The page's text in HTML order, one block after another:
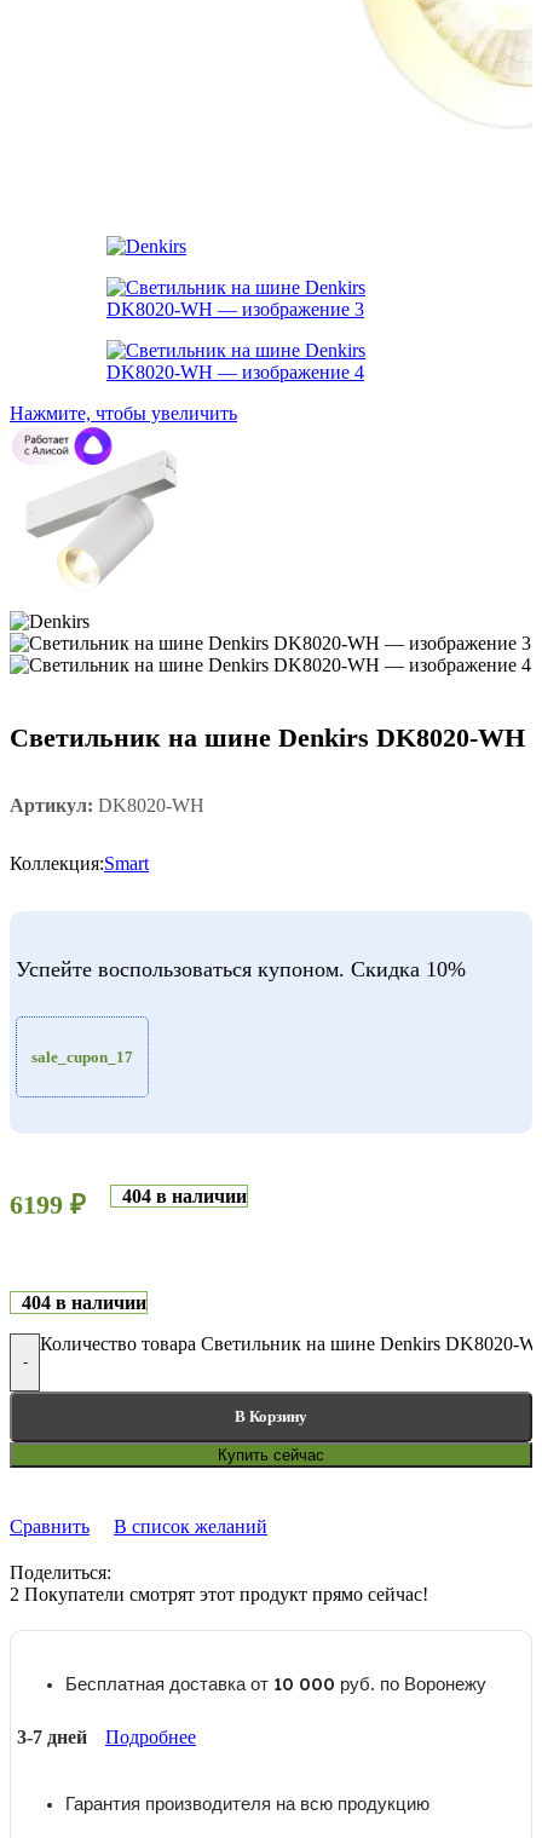
Нажмите, чтобы увеличить
Светильник на шине Denkirs DK8020-WH
Артикул: DK8020-WH
Коллекция:Smart
Успейте воспользоваться купоном. Скидка 10%
sale_cupon_17
6199 ₽ 404 в наличии
404 в наличии
-
Количество товара Светильник на шине Denkirs DK8020-
В Корзину
Купить сейчас
Сравнить В список желаний
Поделиться:
2 Покупатели смотрят этот продукт прямо сейчас!
Бесплатная доставка от 10 000 руб. по Воронежу
3-7 дней Подробнее
Гарантия производителя на всю продукцию